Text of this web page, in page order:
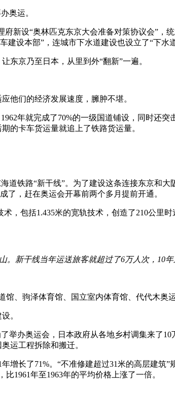
奥运。
新设“奥林匹克东京大会准备对策协议会”
设本部”，连城市下水道建设也设立了“下水道
东京乃至日本，从里到外“翻新”一遍。
他们的经济发展速度，臃肿不堪。
年就完成了70%的一级国道铺设，同时还
的卡车货运量就追上了铁路货运量。
铁路“新干线”。为了建设这条连接东京和大
了，赶在奥运会开幕前两个多月提前开通。
，包括1.435米的宽轨技术，创造了210公
新干线当年运送旅客就超过了6万人次，10年
、驹泽体育馆、国立室内体育馆、代代木奥
。
举办奥运会，日本政府从各地乡村调集来了
运工程拆除和搬迁。
增长了71%。“不准修建超过31米的高层建
1961年至1963年的平均价格上涨了一倍。